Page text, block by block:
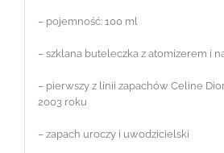
– pojemność: 100 ml
– szklana buteleczka z atomizerem i
– pierwszy z linii zapachów Celine
2003 roku
– zapach uroczy i uwodzicielski